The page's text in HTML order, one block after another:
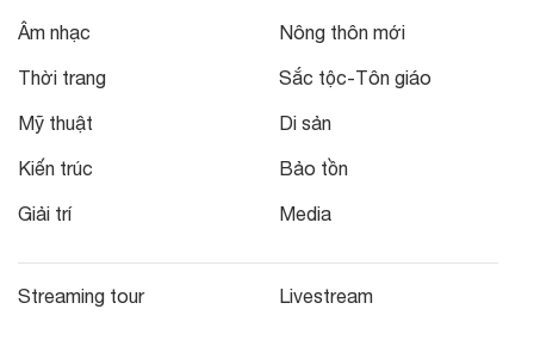
Âm nhạc
Thời trang
Mỹ thuật
Kiến trúc
Giải trí
Nông thôn mới
Sắc tộc-Tôn giáo
Di sản
Bảo tồn
Media
Streaming tour Livestream